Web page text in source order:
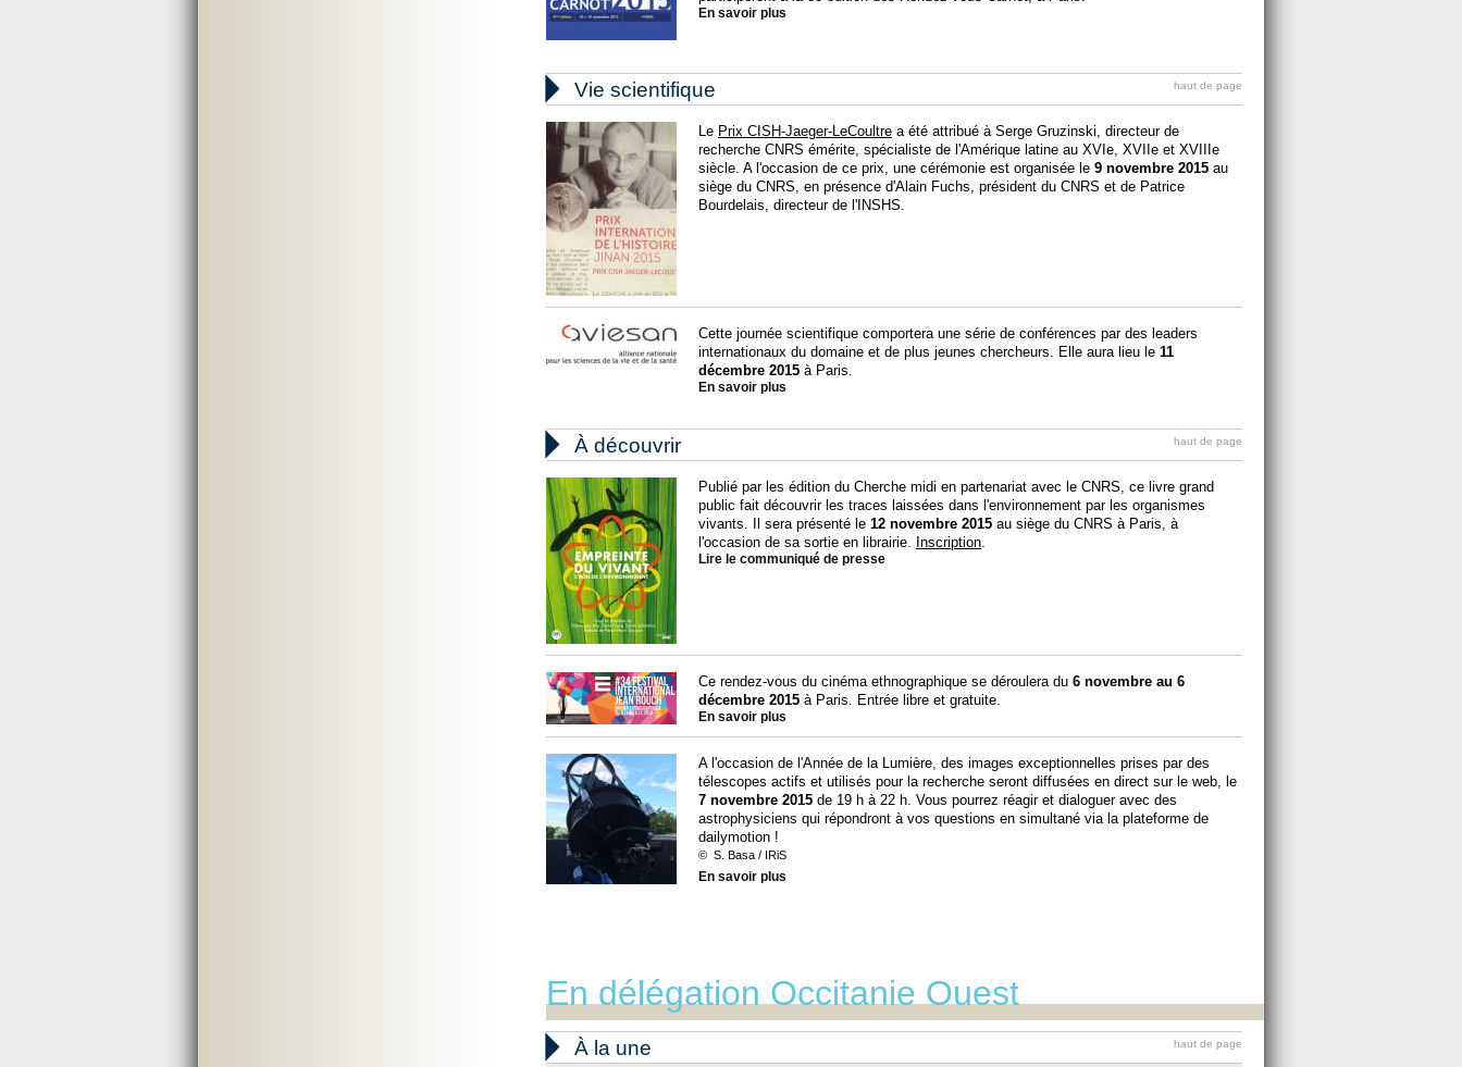
En savoir plus
 Vie scientifique haut de page
Le Prix CISH-Jaeger-LeCoultre a été attribué à Serge Gruzinski, directeur de
recherche CNRS émérite, spécialiste de l'Amérique latine au XVIe, XVIIe et XVIIIe
siècle. A l'occasion de ce prix, une cérémonie est organisée le 9 novembre 2015 au
siège du CNRS, en présence d'Alain Fuchs, président du CNRS et de Patrice
Bourdelais, directeur de l'INSHS.
Cette journée scientifique comportera une série de conférences par des leaders
internationaux du domaine et de plus jeunes chercheurs. Elle aura lieu le 11
décembre 2015 à Paris.
En savoir plus
 À découvrir haut de page
Publié par les édition du Cherche midi en partenariat avec le CNRS, ce livre grand
public fait découvrir les traces laissées dans l'environnement par les organismes
vivants. Il sera présenté le 12 novembre 2015 au siège du CNRS à Paris, à
l'occasion de sa sortie en librairie. Inscription.
Lire le communiqué de presse
Ce rendez-vous du cinéma ethnographique se déroulera du 6 novembre au 6
décembre 2015 à Paris. Entrée libre et gratuite.
En savoir plus
A l'occasion de l'Année de la Lumière, des images exceptionnelles prises par des
télescopes actifs et utilisés pour la recherche seront diffusées en direct sur le web, le
7 novembre 2015 de 19 h à 22 h. Vous pourrez réagir et dialoguer avec des
astrophysiciens qui répondront à vos questions en simultané via la plateforme de
dailymotion !
© S. Basa / IRiS
En savoir plus
En délégation Occitanie Ouest
 À la une haut de page